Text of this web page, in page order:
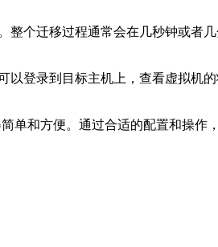
个迁移过程通常会在几秒钟或者
登录到目标主机上，查看虚拟机
和方便。通过合适的配置和操作